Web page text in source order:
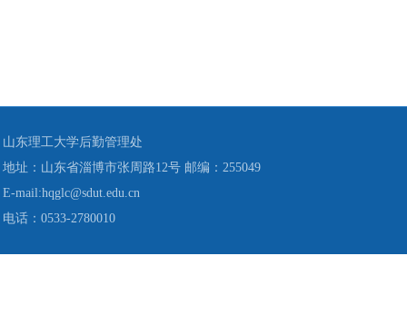
山东理工大学后勤管理处
地址：山东省淄博市张周路12号 邮编：255049
E-mail:hqglc@sdut.edu.cn
电话：0533-2780010